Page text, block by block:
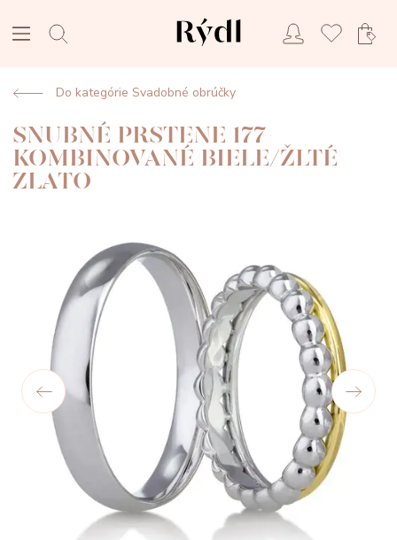
Do kategórie Svadobné obrúčky
SNUBNÉ PRSTENE 177
KOMBINOVANÉ BIELE/ŽLTÉ
ZLATO